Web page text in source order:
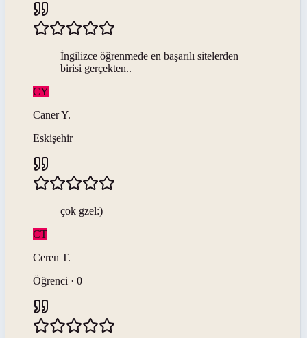
İngilizce öğrenmede en başarılı sitelerden
birisi gerçekten..
CY
CanerY.
Eskişehir
çok gzel:)
CT
Ceren T.
Öğrenci · 0